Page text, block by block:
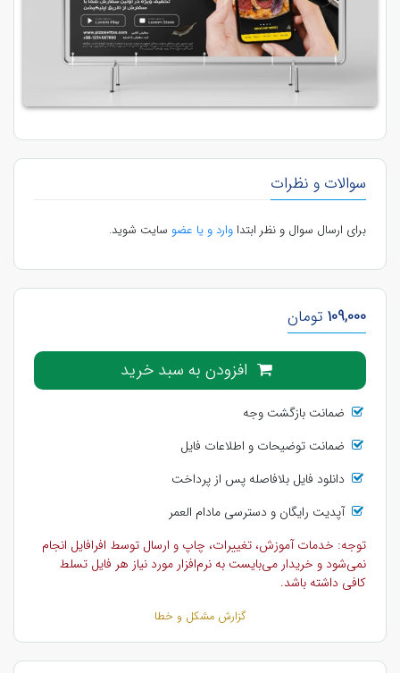
سوالات و نظرات
برای ارسال سوال و نظر ابتداوارد و یا عضو سایت شوید.
109,000 تومان
افزودن به سبد خرید
ضمانت بازگشت وجه
ضمانت توضیحات و اطلاعات فایل
دانلود فایل بلافاصله پس از پرداخت
آپدیت رایگان و دسترسی مادام العمر
توجه: خدمات آموزش، تغییرات، چاپ و ارسال توسط افرافایل انجام
نمی‌شود و خریدار می‌بایست به نرم‌افزار مورد نیاز هر فایل تسلط
کافی داشته باشد.
گزارش مشکل و خطا